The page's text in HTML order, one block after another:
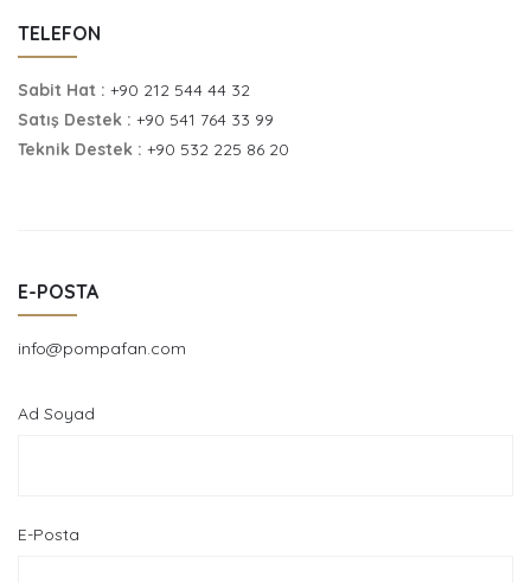
TELEFON
Sabit Hat : +90 212 544 44 32
Satış Destek : +90 541 764 33 99
Teknik Destek : +90 532 225 86 20
E-POSTA
info@pompafan.com
Ad Soyad
E-Posta